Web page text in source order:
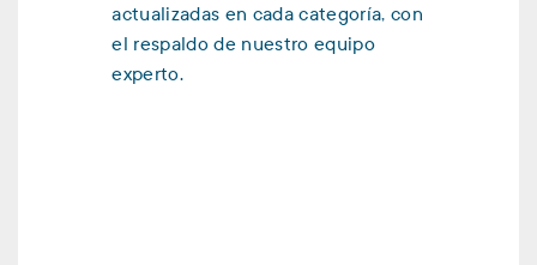
actualizadas en cada categoría, con
el respaldo de nuestro equipo
experto.